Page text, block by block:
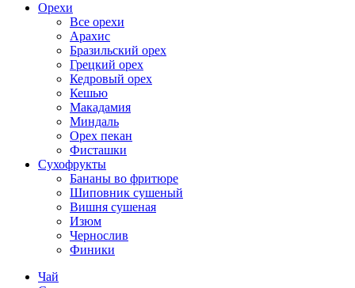
Орехи
Все орехи
Арахис
Бразильский орех
Грецкий орех
Кедровый орех
Кешью
Макадамия
Миндаль
Орех пекан
Фисташки
Сухофрукты
Бананы во фритюре
Шиповник сушеный
Вишня сушеная
Изюм
Чернослив
Финики
Чай